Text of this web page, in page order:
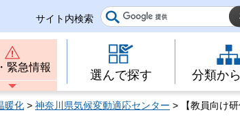
サイト内検索
緊急情報
選んで探す 分類か
暖化 > 神奈川県気候変動適応センター > 【教員向け